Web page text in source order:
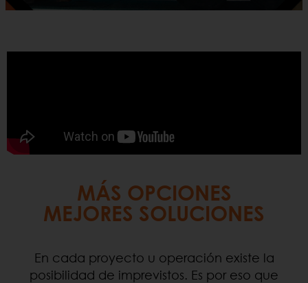
MÁS OPCIONES
MEJORES SOLUCIONES
En cada proyecto u operación existe la
posibilidad de imprevistos. Es por eso que